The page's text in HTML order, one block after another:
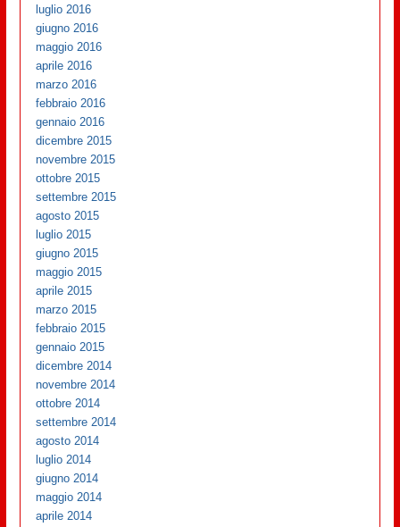
luglio 2016
giugno 2016
maggio 2016
aprile 2016
marzo 2016
febbraio 2016
gennaio 2016
dicembre 2015
novembre 2015
ottobre 2015
settembre 2015
agosto 2015
luglio 2015
giugno 2015
maggio 2015
aprile 2015
marzo 2015
febbraio 2015
gennaio 2015
dicembre 2014
novembre 2014
ottobre 2014
settembre 2014
agosto 2014
luglio 2014
giugno 2014
maggio 2014
aprile 2014